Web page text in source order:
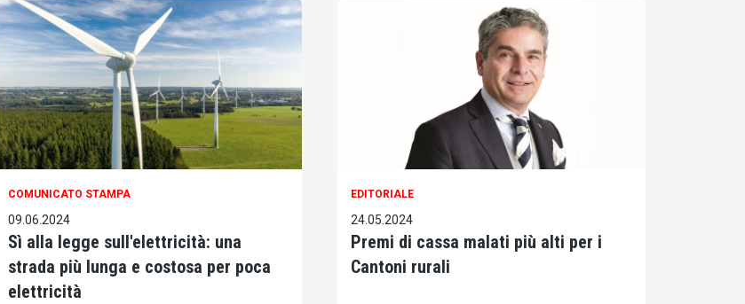
COMUNICATO STAMPA
09.06.2024
Sì alla legge sull'elettricità: una
strada più lunga e costosa per poca
elettricità
EDITORIALE
24.05.2024
Premi di cassa malati più alti per i
Cantoni rurali